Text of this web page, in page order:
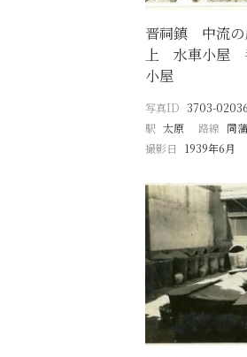
晋祠鎮 中流
上 水車小屋
小屋
写真ID 3703-
駅 太原 路線 同
撮影日
1939年6月